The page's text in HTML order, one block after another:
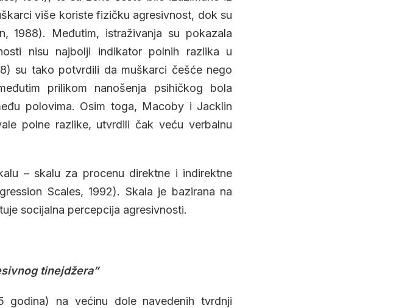
više koriste fizičku agresivnost, dok su
1988). Međutim, istraživanja su pokazala
nisu najbolji indikator polnih razlika u
su tako potvrdili da muškarci češće nego
prilikom nanošenja psihičkog bola
polovima. Osim toga, Macoby i Jacklin
polne razlike, utvrdili čak veću verbalnu
– skalu za procenu direktne i indirektne
Scales, 1992). Skala je bazirana na
socijalna percepcija agresivnosti.
tinejdžera”
na većinu dole navedenih tvrdnji